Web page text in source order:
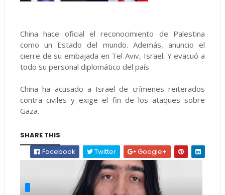
China hace oficial el reconocimiento de Palestina
como un Estado del mundo. Además, anuncio el
cierre de su embajada en Tel Aviv, Israel. Y evacuó a
todo su personal diplomático del país
China ha acusado a Israel de crímenes reiterados
contra civiles y exige el fin de los ataques sobre
Gaza.
SHARE THIS
Facebook
Twitter Google+